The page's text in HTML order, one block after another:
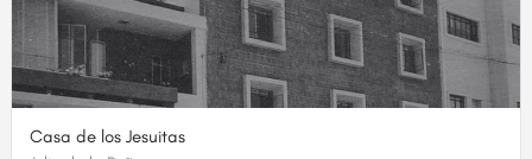
Casa de los Jesuitas